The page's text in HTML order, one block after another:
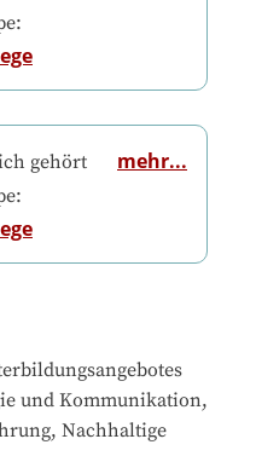
gehört
mehr...
und Kommunikation,
Nachhaltige